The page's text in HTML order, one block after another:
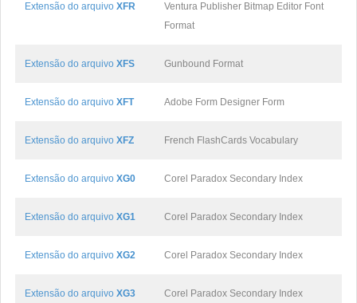
Extensão do arquivo XFR
Ventura Publisher Bitmap Editor Font
Format
Extensão do arquivo XFS Gunbound Format
Extensão do arquivo XFT Adobe Form Designer Form
Extensão do arquivo XFZ French FlashCards Vocabulary
Extensão do arquivo XG0 Corel Paradox Secondary Index
Extensão do arquivo XG1 Corel Paradox Secondary Index
Extensão do arquivo XG2 Corel Paradox Secondary Index
Extensão do arquivo XG3 Corel Paradox Secondary Index